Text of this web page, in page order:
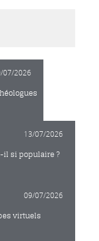
07/2026
13/07/2026
il si populaire ?
09/07/2026
virtuels